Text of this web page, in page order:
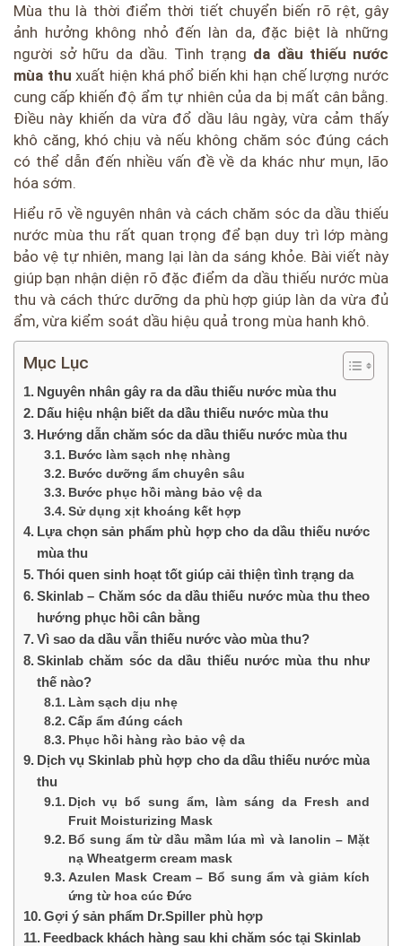
Mùa thu là thời điểm thời tiết chuyển biến rõ rệt, gây
ảnh hưởng không nhỏ đến làn da, đặc biệt là những
người sở hữu da dầu. Tình trạng da dầu thiếu nước
mùa thu xuất hiện khá phổ biến khi hạn chế lượng nước
cung cấp khiến độ ẩm tự nhiên của da bị mất cân bằng.
Điều này khiến da vừa đổ dầu lâu ngày, vừa cảm thấy
khô căng, khó chịu và nếu không chăm sóc đúng cách
có thể dẫn đến nhiều vấn đề về da khác như mụn, lão
hóa sớm.
Hiểu rõ về nguyên nhân và cách chăm sóc da dầu thiếu
nước mùa thu rất quan trọng để bạn duy trì lớp màng
bảo vệ tự nhiên, mang lại làn da sáng khỏe. Bài viết này
giúp bạn nhận diện rõ đặc điểm da dầu thiếu nước mùa
thu và cách thức dưỡng da phù hợp giúp làn da vừa đủ
ẩm, vừa kiểm soát dầu hiệu quả trong mùa hanh khô.
Mục Lục
Nguyên nhân gây ra da dầu thiếu nước mùa thu
Dấu hiệu nhận biết da dầu thiếu nước mùa thu
Hướng dẫn chăm sóc da dầu thiếu nước mùa thu
Bước làm sạch nhẹ nhàng
Bước dưỡng ẩm chuyên sâu
Bước phục hồi màng bảo vệ da
Sử dụng xịt khoáng kết hợp
Lựa chọn sản phẩm phù hợp cho da dầu thiếu nước
mùa thu
Thói quen sinh hoạt tốt giúp cải thiện tình trạng da
Skinlab – Chăm sóc da dầu thiếu nước mùa thu theo
hướng phục hồi cân bằng
Vì sao da dầu vẫn thiếu nước vào mùa thu?
Skinlab chăm sóc da dầu thiếu nước mùa thu như
thế nào?
Làm sạch dịu nhẹ
Cấp ẩm đúng cách
Phục hồi hàng rào bảo vệ da
Dịch vụ Skinlab phù hợp cho da dầu thiếu nước mùa
thu
Dịch vụ bổ sung ẩm, làm sáng da Fresh and
Fruit Moisturizing Mask
Bổ sung ẩm từ dầu mầm lúa mì và lanolin – Mặt
nạ Wheatgerm cream mask
Azulen Mask Cream – Bổ sung ẩm và giảm kích
ứng từ hoa cúc Đức
Gợi ý sản phẩm Dr.Spiller phù hợp
Feedback khách hàng sau khi chăm sóc tại Skinlab